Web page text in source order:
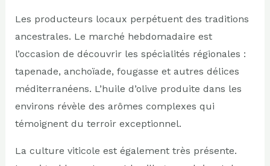
Les producteurs locaux perpétuent des traditions
ancestrales. Le marché hebdomadaire est
l’occasion de découvrir les spécialités régionales :
tapenade, anchoïade, fougasse et autres délices
méditerranéens. L’huile d’olive produite dans les
environs révèle des arômes complexes qui
témoignent du terroir exceptionnel.
La culture viticole est également très présente.